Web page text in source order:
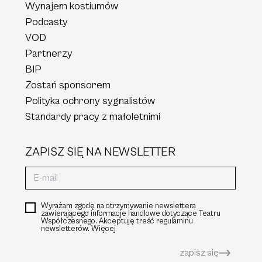
Wynajem kostiumów
Podcasty
VOD
Partnerzy
BIP
Zostań sponsorem
Polityka ochrony sygnalistów
Standardy pracy z małoletnimi
ZAPISZ SIĘ NA NEWSLETTER
Wyrażam zgodę na otrzymywanie newslettera
zawierającego informacje handlowe dotyczące Teatru
Współczesnego. Akceptuję treść regulaminu
newsletterów. Więcej
zapisz się